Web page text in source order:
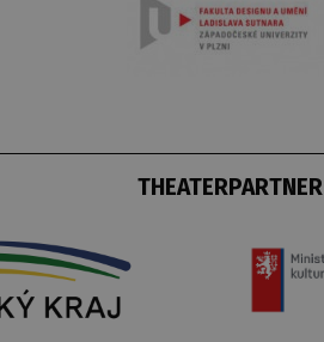
THEATERPARTNER